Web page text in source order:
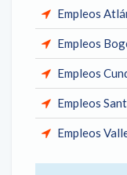
Empleos
Empleos
Empleos
Empleos
Empleos